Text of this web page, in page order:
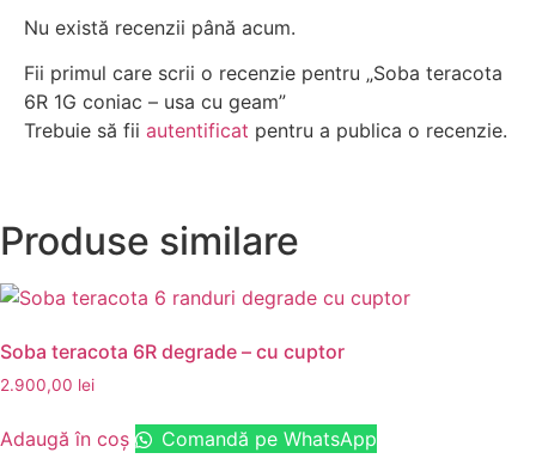
Nu există recenzii până acum.
Fii primul care scrii o recenzie pentru „Soba teracota
6R 1G coniac – usa cu geam”
Trebuie să fii autentificat pentru a publica o recenzie.
Produse similare
Soba teracota 6R degrade – cu cuptor
2.900,00 lei
Adaugă în coș Comandă pe WhatsApp